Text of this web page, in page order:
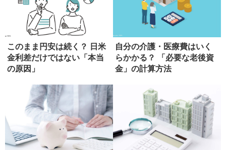
このまま円安は続く？ 日米
金利差だけではない「本当
の原因」
自分の介護・医療費はいく
らかかる？ 「必要な老後資
金」の計算方法